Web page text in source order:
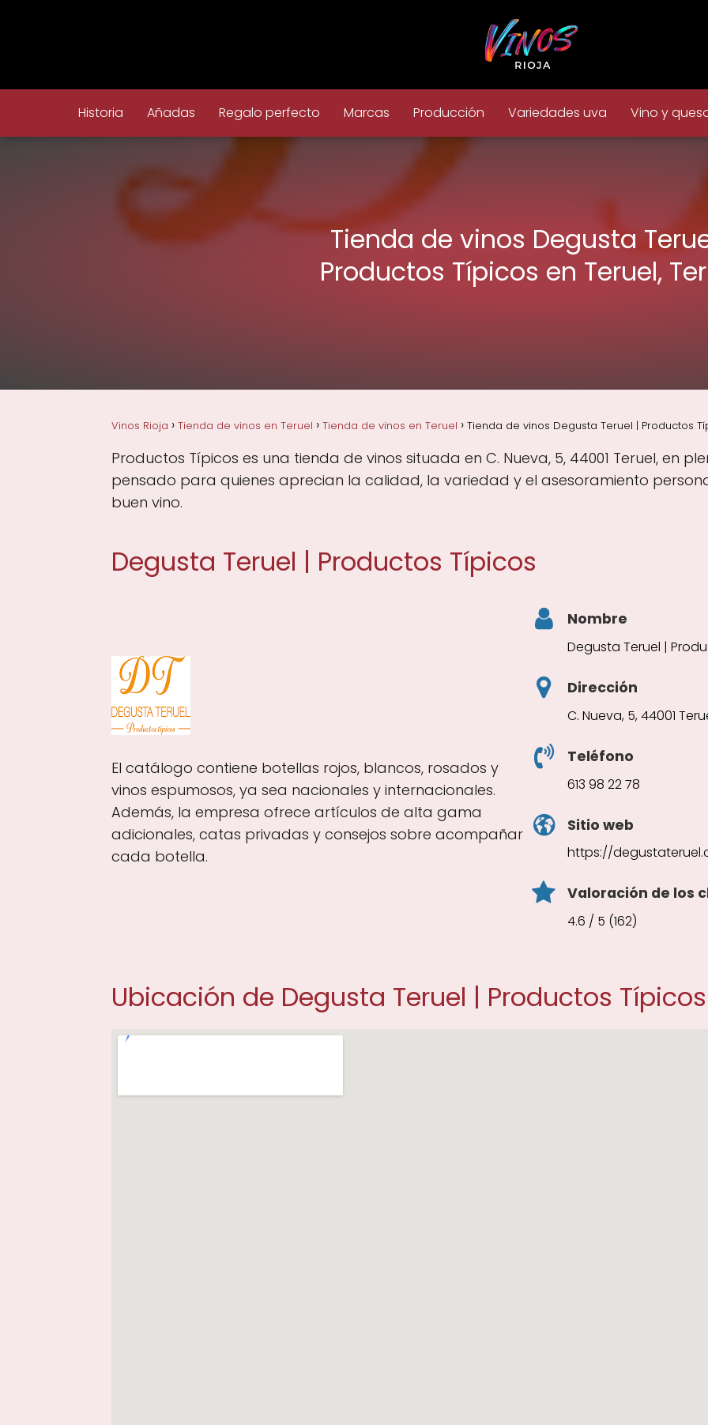
Historia Añadas Regalo perfecto Marcas Producción Variedades uva Vino y
Tienda de vinos Degusta
Productos Típicos en Teruel,
Vinos Rioja Tienda de vinos en Teruel Tienda de vinos en Teruel Tienda de vinos Degusta Teruel | Productos
Productos Típicos es una tienda de vinos situada en C. Nueva, 5, 44001 Teruel, en
pensado para quienes aprecian la calidad, la variedad y el asesoramiento
buen vino.
Degusta Teruel | Productos Típicos
El catálogo contiene botellas rojos, blancos, rosados y
vinos espumosos, ya sea nacionales y internacionales.
Además, la empresa ofrece artículos de alta gama
adicionales, catas privadas y consejos sobre acompañar
cada botella.
Nombre
Degusta Teruel |
Dirección
C. Nueva, 5, 44001
Teléfono
613 98 22 78
Sitio web
https://
Valoración de los
4.6 / 5 (162)
Ubicación de Degusta Teruel | Productos Típicos